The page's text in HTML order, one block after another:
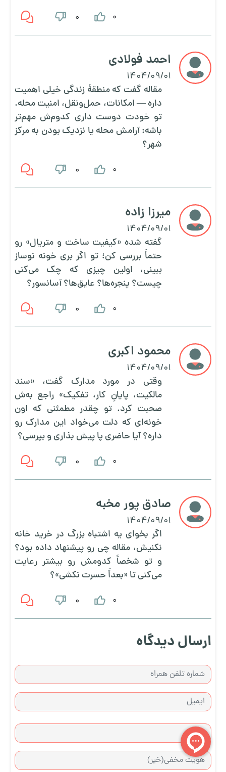
0
0
احمد فولادی
1404/09/01
مقاله گفت که منطقهٔ زندگی خیلی اهمیت
داره — امکانات، حمل‌و‌نقل، امنیت محله.
تو خودت دوست داری کدوم‌ش مهم‌تر
باشه: آرامش محله یا نزدیک بودن به مرکز
شهر؟
0
0
میرزا زاده
1404/09/01
گفته شده «کیفیت ساخت و متریال» رو
حتماً بررسی کن؛ تو اگر بری خونه نوساز
ببینی، اولین چیزی که چک می‌کنی
چیست؟ پنجره‌ها؟ عایق‌ها؟ آسانسور؟
0
0
محمود اکبری
1404/09/01
وقتی در مورد مدارک گفت، «سند
مالکیت، پایانِ کار، تفکیک» راجع به‌ش
صحبت کرد. تو چقدر مطمئنی که اون
خونه‌ای که دلت می‌خواد این مدارک رو
داره؟ آیا حاضری پا پیش بذاری و بپرسی؟
0
0
صادق پور مخبه
1404/09/01
اگر بخوای یه اشتباه بزرگ در خرید خانه
نکنیش، مقاله چی رو پیشنهاد داده بود؟
و تو شخصاً کدومش رو بیشتر رعایت
می‌کنی تا «بعداً حسرت نکشی»؟
0
0
ارسال دیدگاه